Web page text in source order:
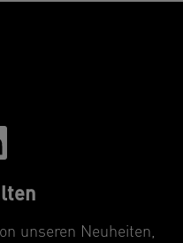
unseren Neuheiten,